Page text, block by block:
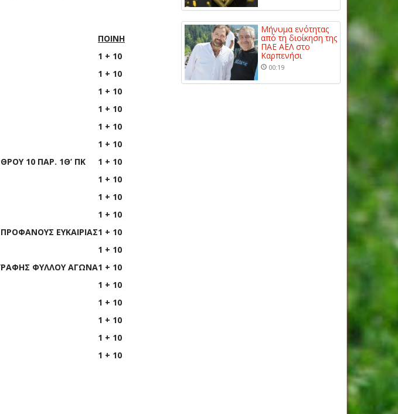
ΠΟΙΝΗ
1 + 10
1 + 10
1 + 10
1 + 10
1 + 10
1 + 10
10 ΠΑΡ. 1Θ’ ΠΚ
1 + 10
1 + 10
1 + 10
1 + 10
ΕΥΚΑΙΡΙΑΣ1 + 10
1 + 10
ΦΥΛΛΟΥ ΑΓΩΝΑ1 + 10
1 + 10
1 + 10
1 + 10
1 + 10
1 + 10
Μήνυμα ενότητας
από τη διοίκηση της
ΠΑΕ ΑΕΛ στο
Καρπενήσι
00:19